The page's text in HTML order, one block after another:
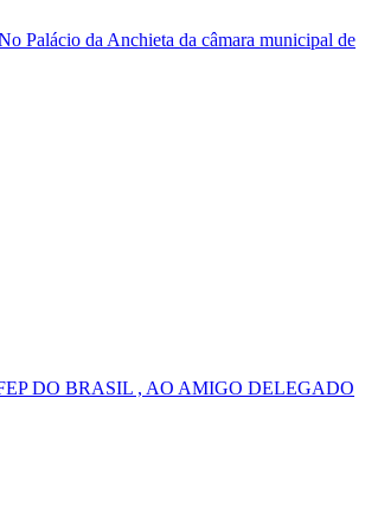
Palácio da Anchieta da câmara municipal de
DO BRASIL , AO AMIGO DELEGADO